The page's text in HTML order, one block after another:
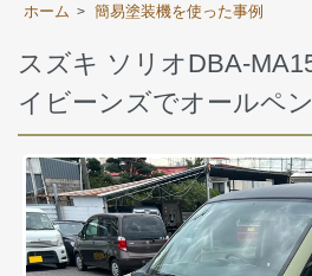
ホーム > 簡易塗装機を使った事例
スズキ ソリオDBA-
イビーンズでオールペン